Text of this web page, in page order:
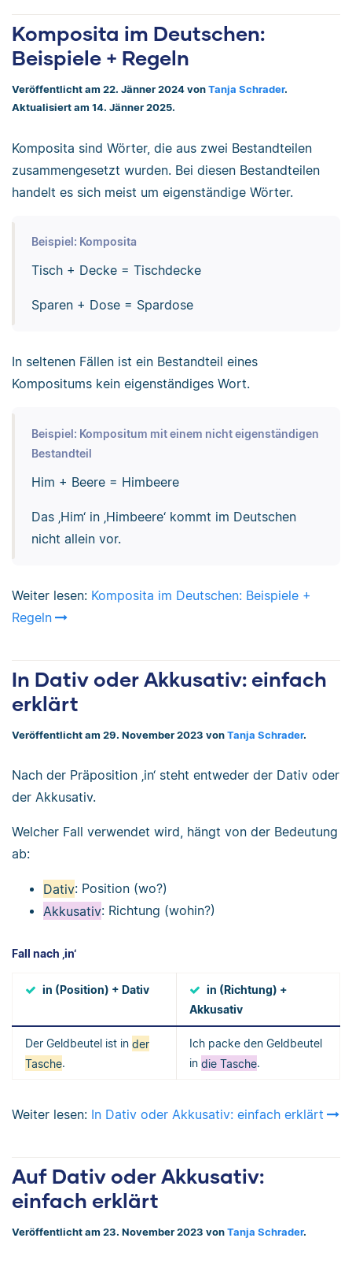
Komposita im Deutschen:
Beispiele + Regeln
Veröffentlicht am 22. Jänner 2024 von Tanja Schrader.
Aktualisiert am 14. Jänner 2025.
Komposita sind Wörter, die aus zwei Bestandteilen
zusammengesetzt wurden. Bei diesen Bestandteilen
handelt es sich meist um eigenständige Wörter.
Beispiel: Komposita
Tisch + Decke = Tischdecke
Sparen + Dose = Spardose
In seltenen Fällen ist ein Bestandteil eines
Kompositums kein eigenständiges Wort.
Beispiel: Kompositum mit einem nicht eigenständigen
Bestandteil
Him + Beere = Himbeere
Das ‚Him‘ in ‚Himbeere‘ kommt im Deutschen
nicht allein vor.
Weiter lesen: Komposita im Deutschen: Beispiele +
Regeln
In Dativ oder Akkusativ: einfach
erklärt
Veröffentlicht am 29. November 2023 von Tanja Schrader.
Nach der Präposition ‚in‘ steht entweder der Dativ oder
der Akkusativ.
Welcher Fall verwendet wird, hängt von der Bedeutung
ab:
Dativ: Position (wo?)
Akkusativ: Richtung (wohin?)
Fall nach ‚in‘
in (Position) + Dativ
in (Richtung) +
Akkusativ
Der Geldbeutel ist in der
Tasche.
Ich packe den Geldbeutel
in die Tasche.
Weiter lesen: In Dativ oder Akkusativ: einfach erklärt
Auf Dativ oder Akkusativ:
einfach erklärt
Veröffentlicht am 23. November 2023 von Tanja Schrader.